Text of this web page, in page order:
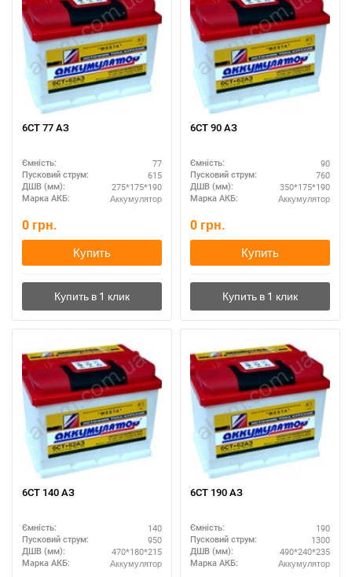
6СТ 77 АЗ
Ємність: 77
Пусковий струм: 615
ДШВ (мм): 275*175*190
Марка АКБ: Аккумулятор
0 грн.
Купить
6СТ 90 АЗ
Ємність: 90
Пусковий струм: 760
ДШВ (мм): 350*175*190
Марка АКБ: Аккумулятор
0 грн.
Купить
6СТ 140 АЗ
Ємність: 140
Пусковий струм: 950
ДШВ (мм): 470*180*215
Марка АКБ: Аккумулятор
6СТ 190 АЗ
Ємність: 190
Пусковий струм: 1300
ДШВ (мм): 490*240*235
Марка АКБ: Аккумулятор